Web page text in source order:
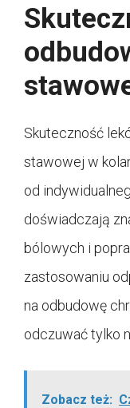
Skuteczność
stawowej w
od
doświadczają
bólowych i
zastosowaniu
na odbudowę
odczuwać tylko
Zobacz też: